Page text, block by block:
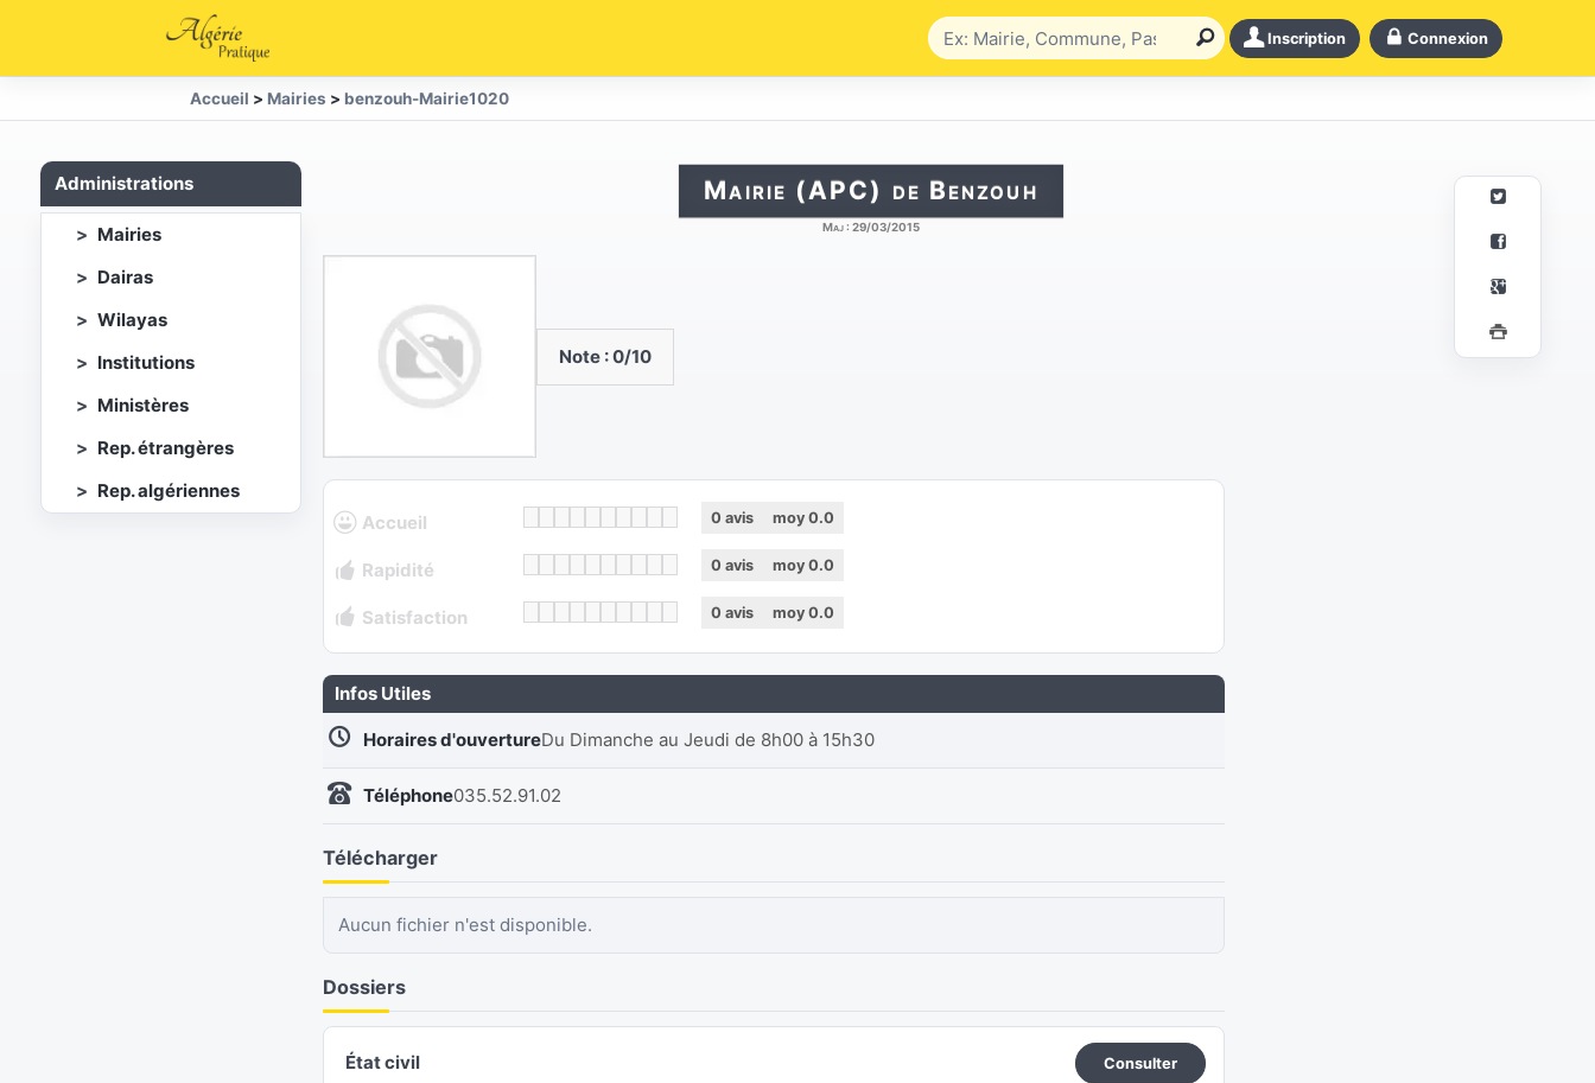
Inscription Connexion
Accueil > Mairies > benzouh-Mairie1020
Administrations
Mairies
Dairas
Wilayas
Institutions
Ministères
Rep. étrangères
Rep. algériennes
Mairie (APC) de Benzouh
Maj : 29/03/2015
Note :0/10
Accueil 0 avis moy 0.0
Rapidité 0 avis moy 0.0
Satisfaction 0 avis moy 0.0
Infos Utiles
Horaires d'ouvertureDu Dimanche au Jeudi de 8h00 à 15h30
Téléphone035.52.91.02
Télécharger
Aucun fichier n'est disponible.
Dossiers
État civil Consulter